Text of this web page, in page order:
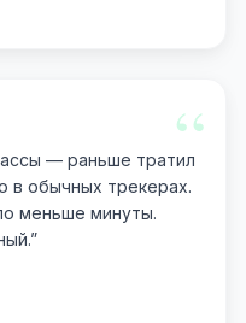
“
— раньше тратил
в обычных трекерах.
меньше минуты.
”